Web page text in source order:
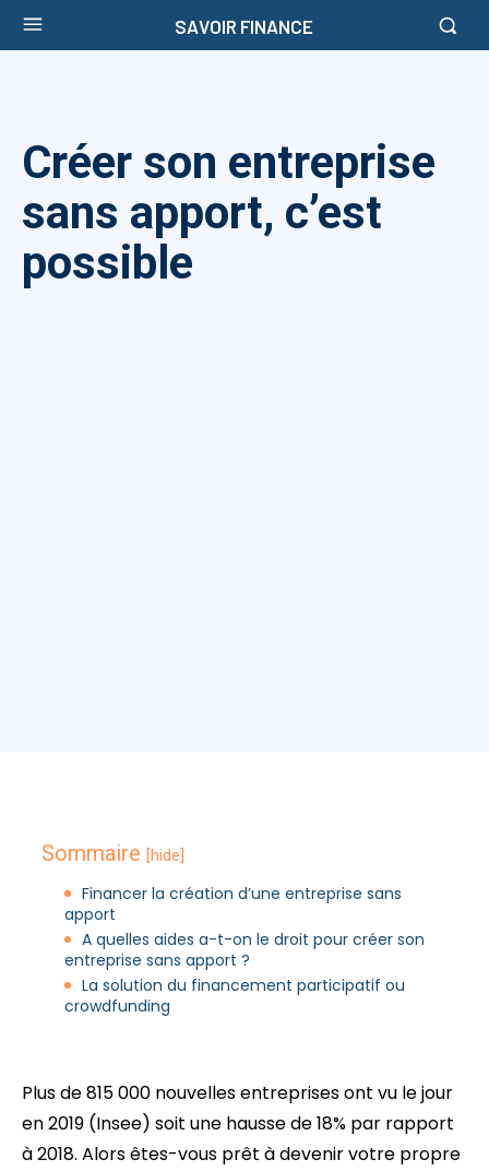
SAVOIR FINANCE
Créer son entreprise
sans apport, c’est
possible
Sommaire [hide]
Financer la création d’une entreprise sans
apport
A quelles aides a-t-on le droit pour créer son
entreprise sans apport ?
La solution du financement participatif ou
crowdfunding
Plus de 815 000 nouvelles entreprises ont vu le jour
en 2019 (Insee) soit une hausse de 18% par rapport
à 2018. Alors êtes-vous prêt à devenir votre propre